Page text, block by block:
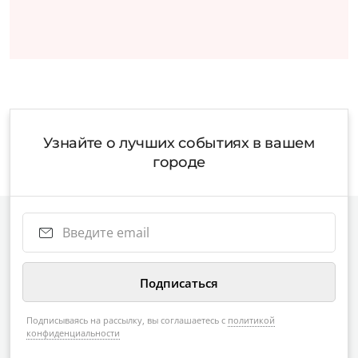
Узнайте о лучших событиях в вашем
городе
Подписываясь на рассылку, вы соглашаетесь с политикой
конфиденциальности